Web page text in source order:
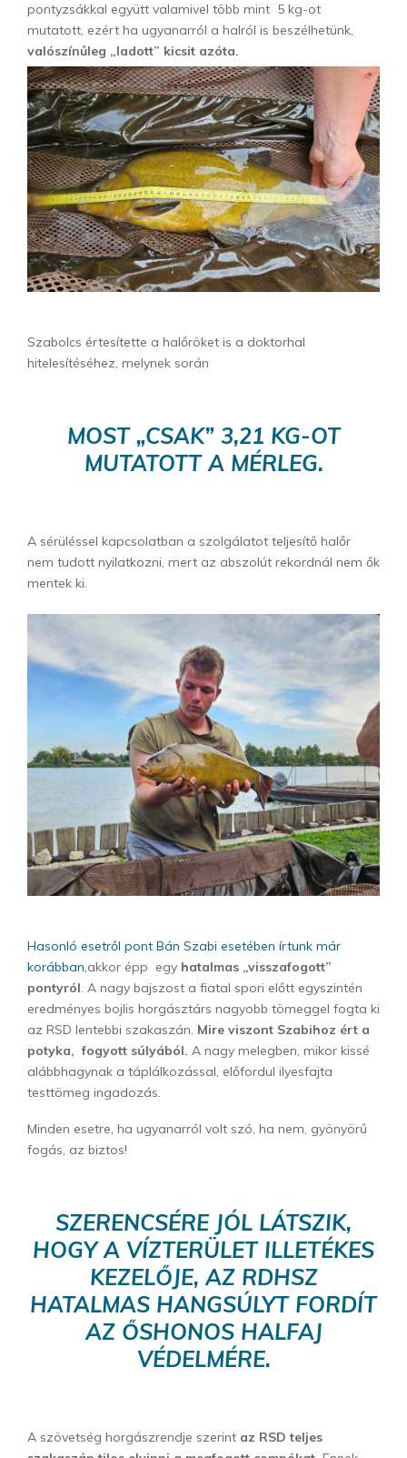
pontyzsákkal együtt valamivel több mint 5 kg-ot
mutatott, ezért ha ugyanarról a halról is beszélhetünk,
valószínűleg „ladott” kicsit azóta.
Szabolcs értesítette a halőröket is a doktorhal
hitelesítéséhez, melynek során
MOST „CSAK” 3,21 KG-OT
MUTATOTT A MÉRLEG.
A sérüléssel kapcsolatban a szolgálatot teljesítő halőr
nem tudott nyilatkozni, mert az abszolút rekordnál nem ők
mentek ki.
Hasonló esetről pont Bán Szabi esetében írtunk már
korábban,akkor épp egy hatalmas „visszafogott”
pontyról. A nagy bajszost a fiatal spori előtt egyszintén
eredményes bojlis horgásztárs nagyobb tömeggel fogta ki
az RSD lentebbi szakaszán. Mire viszont Szabihoz ért a
potyka, fogyott súlyából. A nagy melegben, mikor kissé
alábbhagynak a táplálkozással, előfordul ilyesfajta
testtömeg ingadozás.
Minden esetre, ha ugyanarról volt szó, ha nem, gyönyörű
fogás, az biztos!
SZERENCSÉRE JÓL LÁTSZIK,
HOGY A VÍZTERÜLET ILLETÉKES
KEZELŐJE, AZ RDHSZ
HATALMAS HANGSÚLYT FORDÍT
AZ ŐSHONOS HALFAJ
VÉDELMÉRE.
A szövetség horgászrendje szerint az RSD teljes